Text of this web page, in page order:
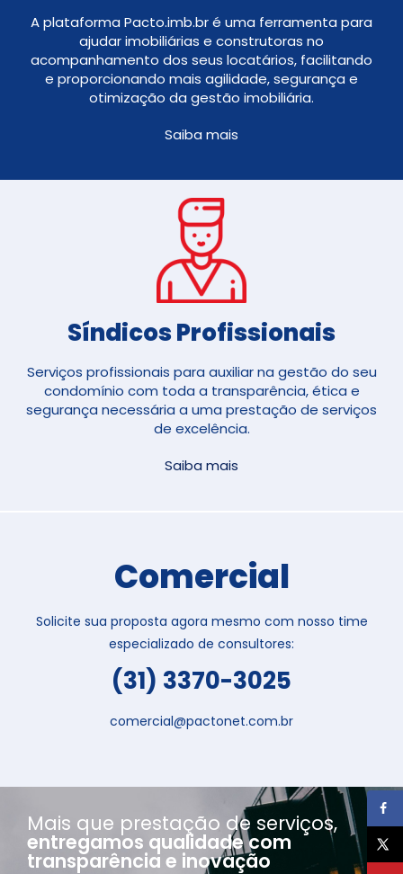
A plataforma Pacto.imb.br é uma ferramenta para
ajudar imobiliárias e construtoras no
acompanhamento dos seus locatários, facilitando
e proporcionando mais agilidade, segurança e
otimização da gestão imobiliária.
Saiba mais
Síndicos Profissionais
Serviços profissionais para auxiliar na gestão do seu
condomínio com toda a transparência, ética e
segurança necessária a uma prestação de serviços
de excelência.
Saiba mais
Comercial
Solicite sua proposta agora mesmo com nosso time
especializado de consultores:
(31) 3370-3025
comercial@pactonet.com.br
Mais que prestação de serviços,
entregamos qualidade com
transparência e inovação